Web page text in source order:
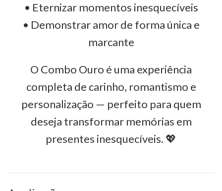
• Eternizar momentos inesquecíveis
• Demonstrar amor de forma única e
marcante
O Combo Ouro é uma experiência
completa de carinho, romantismo e
personalização — perfeito para quem
deseja transformar memórias em
presentes inesquecíveis. 💖